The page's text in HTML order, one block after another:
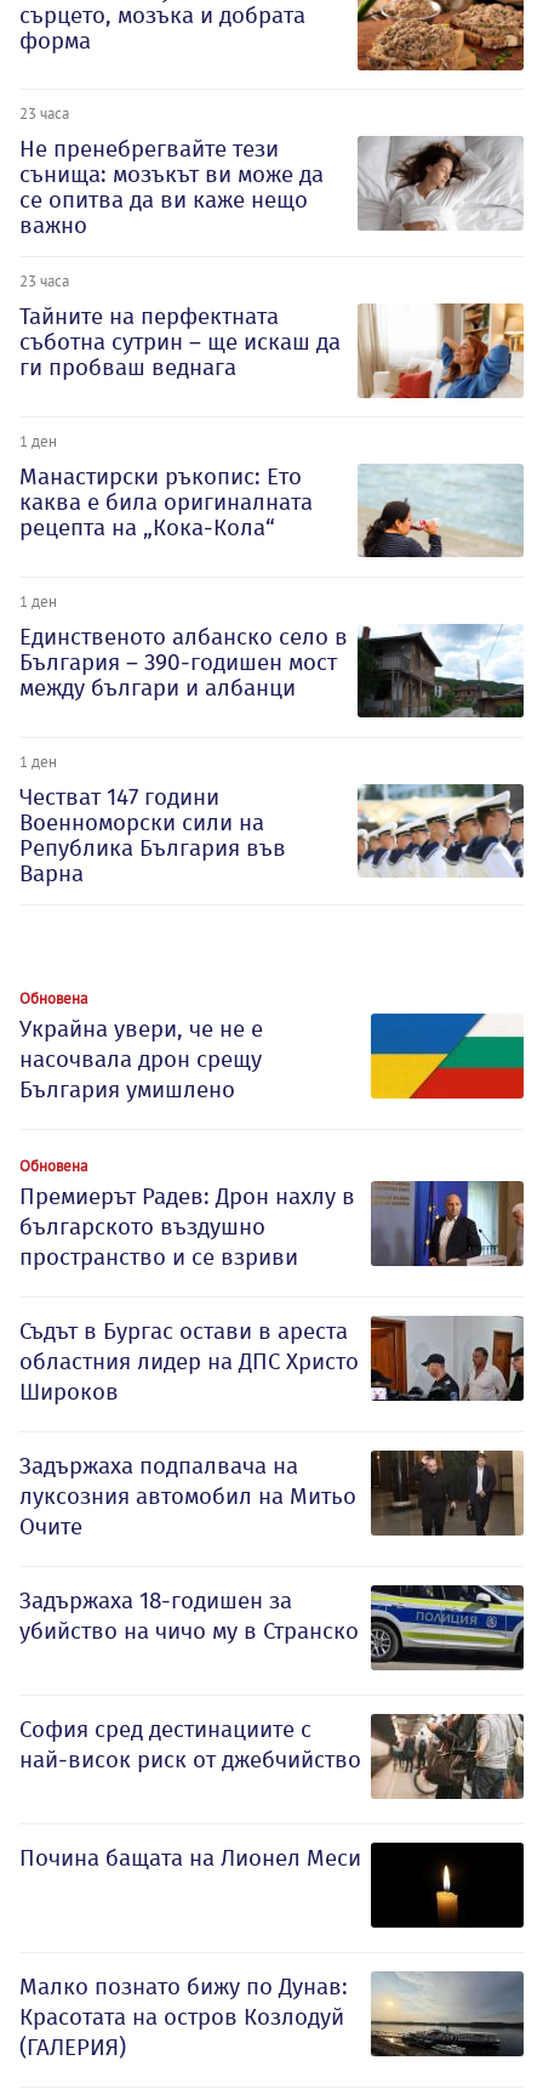
сърцето, мозъка и добрата
форма
23 часа
Не пренебрегвайте тези
сънища: мозъкът ви може да
се опитва да ви каже нещо
важно
23 часа
Тайните на перфектната
съботна сутрин – ще искаш да
ги пробваш веднага
1 ден
Манастирски ръкопис: Ето
каква е била оригиналната
рецепта на „Кока-Кола“
1 ден
Единственото албанско село в
България – 390-годишен мост
между българи и албанци
1 ден
Честват 147 години
Военноморски сили на
Република България във
Варна
Обновена
Украйна увери, че не е
насочвала дрон срещу
България умишлено
Обновена
Премиерът Радев: Дрон нахлу в
българското въздушно
пространство и се взриви
Съдът в Бургас остави в ареста
областния лидер на ДПС Христо
Широков
Задържаха подпалвача на
луксозния автомобил на Митьо
Очите
Задържаха 18-годишен за
убийство на чичо му в Странско
София сред дестинациите с
най-висок риск от джебчийство
Почина бащата на Лионел Меси
Малко познато бижу по Дунав:
Красотата на остров Козлодуй
(ГАЛЕРИЯ)